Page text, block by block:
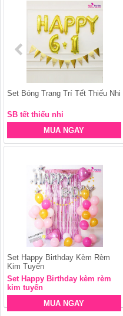
Set Bóng Trang Trí Tết Thiếu Nhi
SB tết thiếu nhi
MUA NGAY
Set Happy Birthday Kèm Rèm
Kim Tuyến
Set Happy Birthday kèm rèm
kim tuyến
MUA NGAY